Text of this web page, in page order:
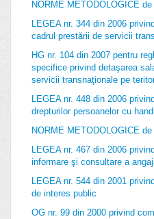
NORME METODOLOGICE
LEGEA nr. 344 din 2006
cadrul prestării de servicii
HG nr. 104 din 2007 pentru
specifice privind detaşarea
servicii transnaţionale pe
LEGEA nr. 448 din 2006
drepturilor persoanelor cu
NORME METODOLOGICE
LEGEA nr. 467 din 2006
informare şi consultare a
LEGEA nr. 544 din 2001
de interes public
OG nr. 99 din 2000 privind